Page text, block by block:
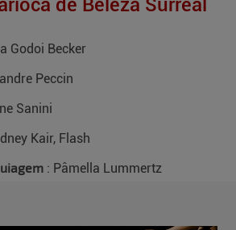
de Beleza Surreal
Godoi Becker
Peccin
Sanini
Kair, Flash
: Pâmella Lummertz